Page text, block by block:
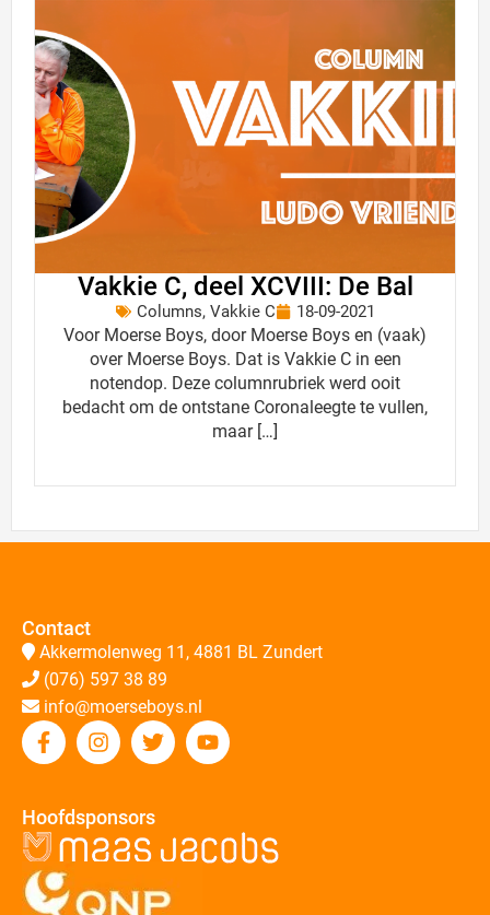
Vakkie C, deel XCVIII: De Bal
Columns, Vakkie C 18-09-2021
Voor Moerse Boys, door Moerse Boys en (vaak)
over Moerse Boys. Dat is Vakkie C in een
notendop. Deze columnrubriek werd ooit
bedacht om de ontstane Coronaleegte te vullen,
maar […]
Contact
Akkermolenweg 11, 4881 BL Zundert
(076) 597 38 89
info@moerseboys.nl
Hoofdsponsors